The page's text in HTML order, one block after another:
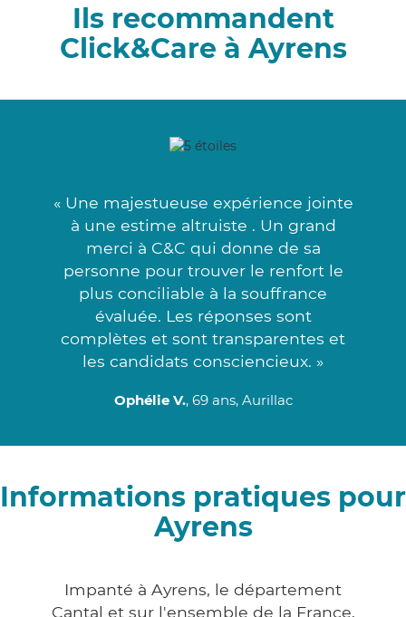
Ils recommandent
Click&Care à Ayrens
« Une majestueuse expérience jointe
à une estime altruiste . Un grand
merci à C&C qui donne de sa
personne pour trouver le renfort le
plus conciliable à la souffrance
évaluée. Les réponses sont
complètes et sont transparentes et
les candidats consciencieux. »
Ophélie V., 69 ans, Aurillac
Informations pratiques pour
Ayrens
Impanté à Ayrens, le département
Cantal et sur l'ensemble de la France,